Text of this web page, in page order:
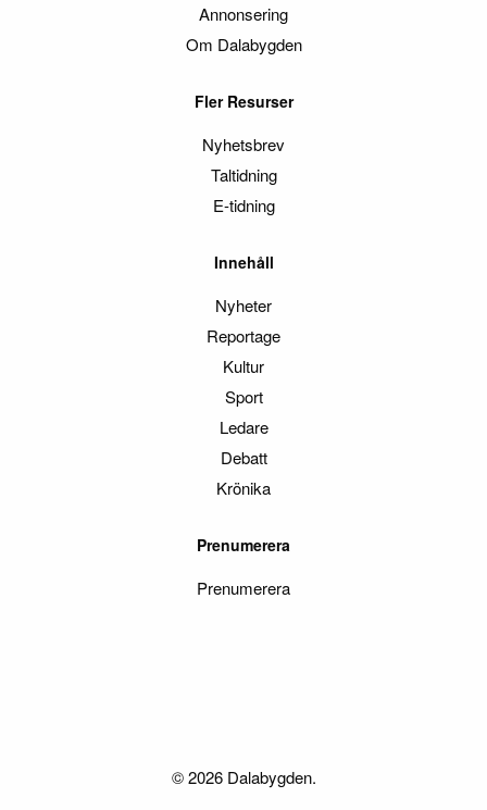
Annonsering
Om Dalabygden
Fler Resurser
Nyhetsbrev
Taltidning
E-tidning
Innehåll
Nyheter
Reportage
Kultur
Sport
Ledare
Debatt
Krönika
Prenumerera
Prenumerera
© 2026 Dalabygden.